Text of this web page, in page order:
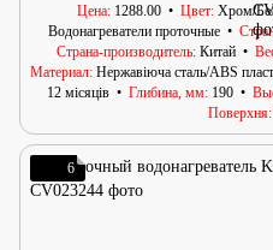
Цена 1288.00 Цвет Хром/
Водонагреватели проточные
Страна-производитель Китай
Материал Нержавіюча сталь/АВS
12 місяців
Глибина, мм 190
Поверхня
6